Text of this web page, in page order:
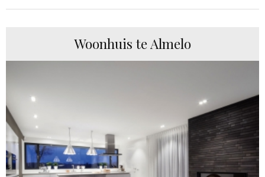
Woonhuis te Almelo